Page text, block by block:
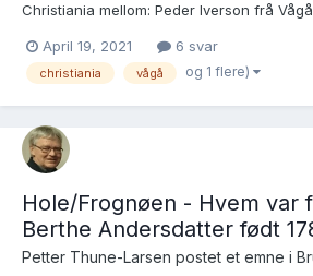
Christiania mellom: Peder Iverson frå
https://www.familysearch.org/ark:/61903/
søkt i fleire retningar på Digitalarkivet, men
April 19, 2021 6 svar
christiania vågå og 1 flere)
Hole/Frognøen - Hvem var
Berthe Andersdatter født
Petter Thune-Larsen postet et emne i